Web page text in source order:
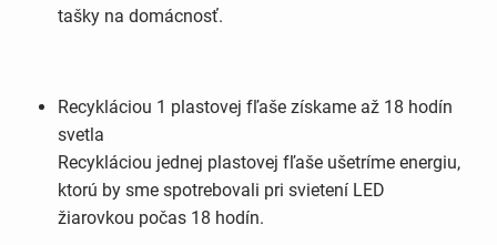
tašky na domácnosť.
Recykláciou 1 plastovej fľaše získame až 18 hodín
svetla
Recykláciou jednej plastovej fľaše ušetríme energiu,
ktorú by sme spotrebovali pri svietení LED
žiarovkou počas 18 hodín.